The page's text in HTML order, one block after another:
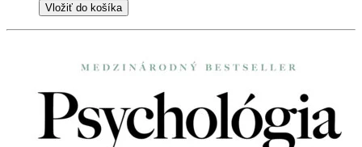
Vložiť do košíka